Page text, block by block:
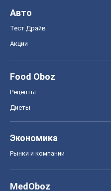
Авто
Тест Драйв
Акции
Food Oboz
Рецепты
Диеты
Экономика
Рынки и компании
MedOboz